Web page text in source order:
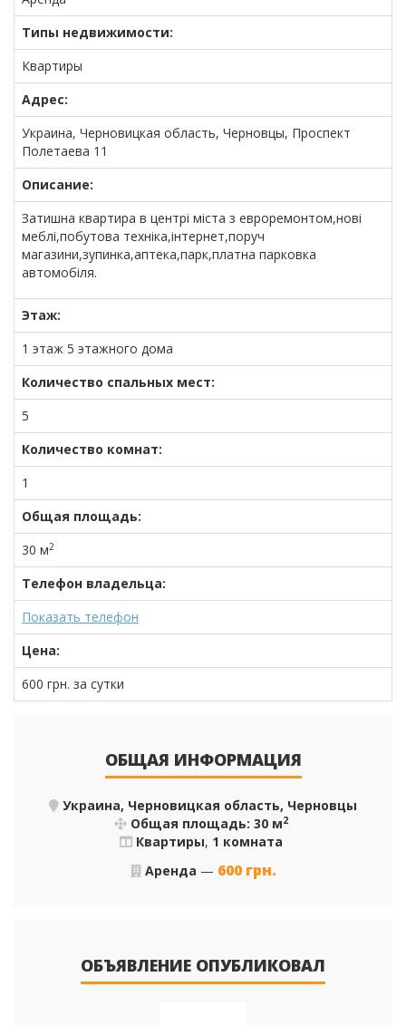
Типы недвижимости:
Квартиры
Адрес:
Украина, Черновицкая область, Черновцы, Проспект
Полетаева 11
Описание:
Затишна квартира в центрі міста з евроремонтом,нові
меблі,побутова техніка,інтернет,поруч
магазини,зупинка,аптека,парк,платна парковка
автомобіля.
Этаж:
1 этаж 5 этажного дома
Количество спальных мест:
5
Количество комнат:
1
Общая площадь:
30 м2
Телефон владельца:
Показать телефон
Цена:
600 грн. за сутки
ОБЩАЯ ИНФОРМАЦИЯ
Украина, Черновицкая область, Черновцы
Общая площадь: 30 м2
Квартиры, 1 комната
Аренда — 600 грн.
ОБЪЯВЛЕНИЕ ОПУБЛИКОВАЛ